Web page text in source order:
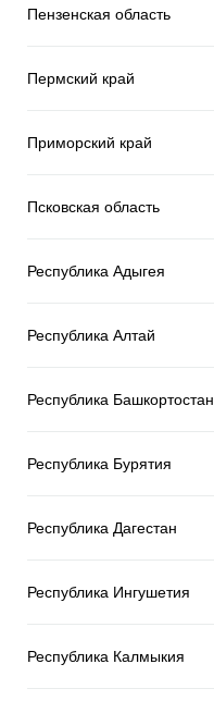
Пензенская область
Пермский край
Приморский край
Псковская область
Республика Адыгея
Республика Алтай
Республика Башкортостан
Республика Бурятия
Республика Дагестан
Республика Ингушетия
Республика Калмыкия